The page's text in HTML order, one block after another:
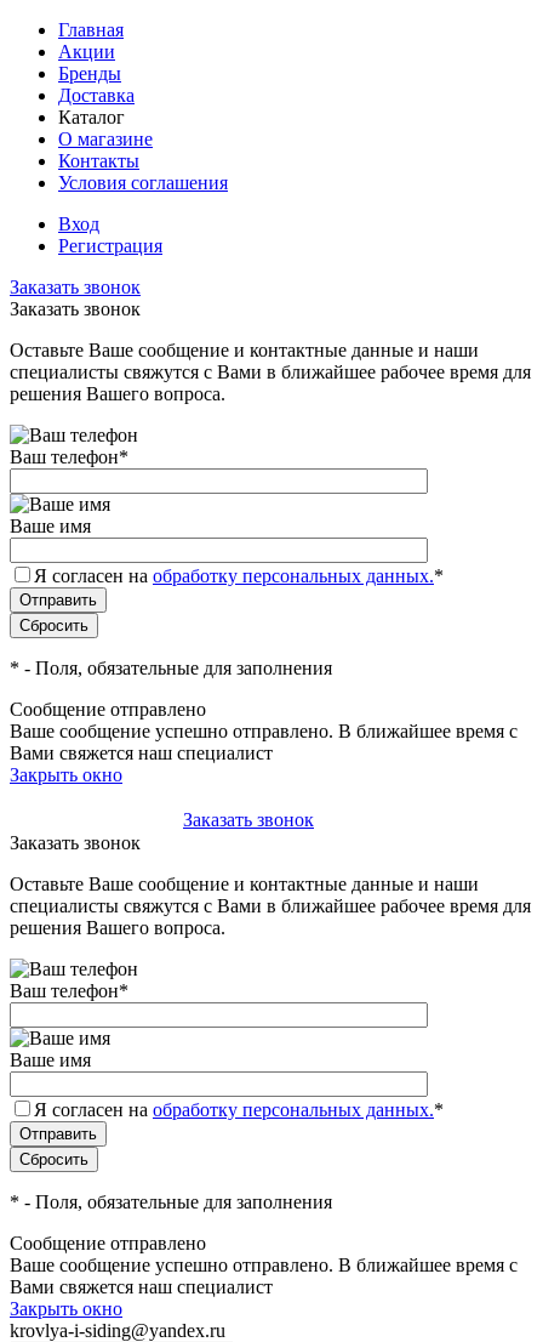
Главная
Акции
Бренды
Доставка
Каталог
О магазине
Контакты
Условия соглашения
Вход
Регистрация
Заказать звонок
Заказать звонок
Оставьте Ваше сообщение и контактные данные и наши
специалисты свяжутся с Вами в ближайшее рабочее время для
решения Вашего вопроса.
Ваш телефон*
Ваше имя
Я согласен на обработку персональных данных.*
* - Поля, обязательные для заполнения
Сообщение отправлено
Ваше сообщение успешно отправлено. В ближайшее время с
Вами свяжется наш специалист
Закрыть окно
Заказать звонок
Заказать звонок
Оставьте Ваше сообщение и контактные данные и наши
специалисты свяжутся с Вами в ближайшее рабочее время для
решения Вашего вопроса.
Ваш телефон*
Ваше имя
Я согласен на обработку персональных данных.*
* - Поля, обязательные для заполнения
Сообщение отправлено
Ваше сообщение успешно отправлено. В ближайшее время с
Вами свяжется наш специалист
Закрыть окно
krovlya-i-siding@yandex.ru